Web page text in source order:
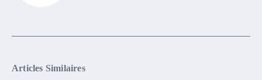
Articles Similaires